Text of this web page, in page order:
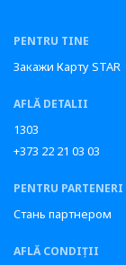
PENTRU TINE
Закажи Карту STAR
AFLĂ DETALII
1303
+373 22 21 03 03
PENTRU PARTENERI
Стань партнером
AFLĂ CONDIȚII